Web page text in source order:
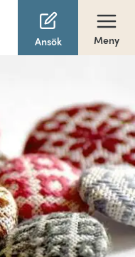
Ansök Meny